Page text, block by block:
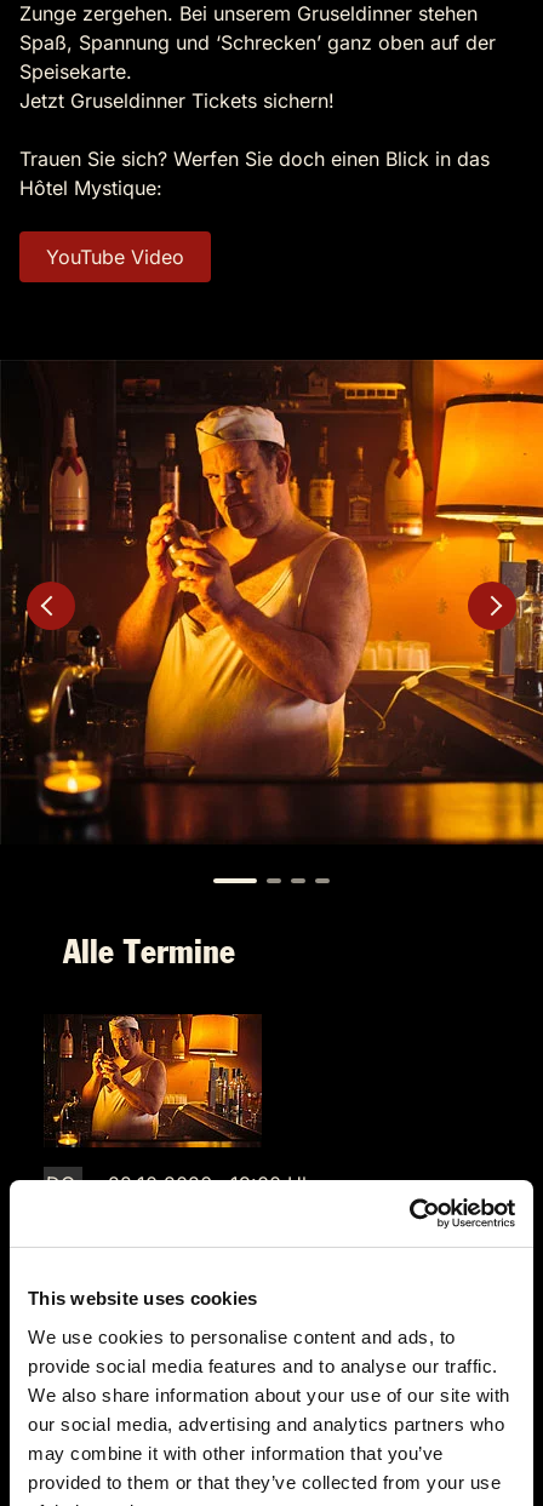
This website uses cookies
We use cookies to personalise content and ads, to
provide social media features and to analyse our traffic.
We also share information about your use of our site with
our social media, advertising and analytics partners who
may combine it with other information that you’ve
provided to them or that they’ve collected from your use
Zunge zergehen. Bei unserem Gruseldinner stehen
Spaß, Spannung und ‘Schrecken’ ganz oben auf der
Speisekarte.
Jetzt Gruseldinner Tickets sichern!
Trauen Sie sich? Werfen Sie doch einen Blick in das
Hôtel Mystique:
YouTube Video
Alle Termine
DO.
22.10.2026 19:00 Uhr
Reeser Landstraße 188
Auf der Karte anzeigen
94,90 €
Tickets kaufen